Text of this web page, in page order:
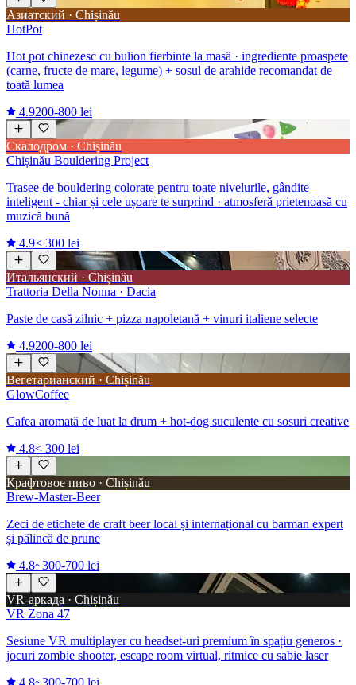
Азиатский · Chișinău
HotPot
Hot pot chinezesc cu bulion fierbinte la masă · ingrediente proaspete
(carne, fructe de mare, legume) + sosul de arahide recomandat de
toată lumea
4.9200-800 lei
Скалодром · Chișinău
Chișinău Bouldering Project
Trasee de bouldering colorate pentru toate nivelurile, gândite
inteligent - chiar și cele ușoare te surprind · atmosferă prietenoasă cu
muzică bună
4.9< 300 lei
Итальянский · Chișinău
Trattoria Della Nonna · Dacia
Paste de casă zilnic + pizza napoletană + vinuri italiene selecte
4.9200-800 lei
Вегетарианский · Chișinău
GlowCoffee
Cafea aromată de luat la drum + hot-dog suculente cu sosuri creative
4.8< 300 lei
Крафтовое пиво · Chișinău
Brew-Master-Beer
Zeci de etichete de craft beer local și internațional cu barman expert
și pălincă de prune
4.8~300-700 lei
VR-аркада · Chișinău
VR Zona 47
Sesiune VR multiplayer cu headset-uri premium în spațiu generos ·
jocuri zombie shooter, escape room virtual, ritmice cu sabie laser
4.8~300-700 lei